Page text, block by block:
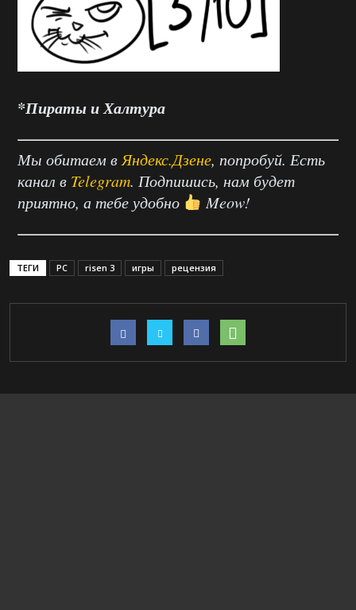
*Пираты и Халтура
Мы обитаем вЯндекс.Дзене, попробуй. Есть
канал в Telegram. Подпишись, нам будет
приятно, а тебе удобно
Meow!
ТЕГИ PC risen 3 игры рецензия